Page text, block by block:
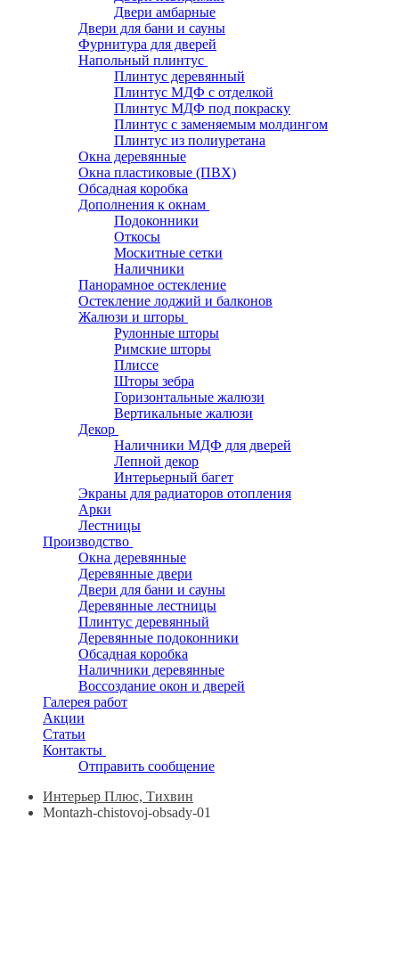
Двери амбарные
Двери для бани и сауны
Фурнитура для дверей
Напольный плинтус
Плинтус деревянный
Плинтус МДФ с отделкой
Плинтус МДФ под покраску
Плинтус с заменяемым молдингом
Плинтус из полиуретана
Окна деревянные
Окна пластиковые (ПВХ)
Обсадная коробка
Дополнения к окнам
Подоконники
Откосы
Москитные сетки
Наличники
Панорамное остекление
Остекление лоджий и балконов
Жалюзи и шторы
Рулонные шторы
Римские шторы
Плиссе
Шторы зебра
Горизонтальные жалюзи
Вертикальные жалюзи
Декор
Наличники МДФ для дверей
Лепной декор
Интерьерный багет
Экраны для радиаторов отопления
Арки
Лестницы
Производство
Окна деревянные
Деревянные двери
Двери для бани и сауны
Деревянные лестницы
Плинтус деревянный
Деревянные подоконники
Обсадная коробка
Наличники деревянные
Воссоздание окон и дверей
Галерея работ
Акции
Статьи
Контакты
Отправить сообщение
Интерьер Плюс, Тихвин
Montazh-chistovoj-obsady-01